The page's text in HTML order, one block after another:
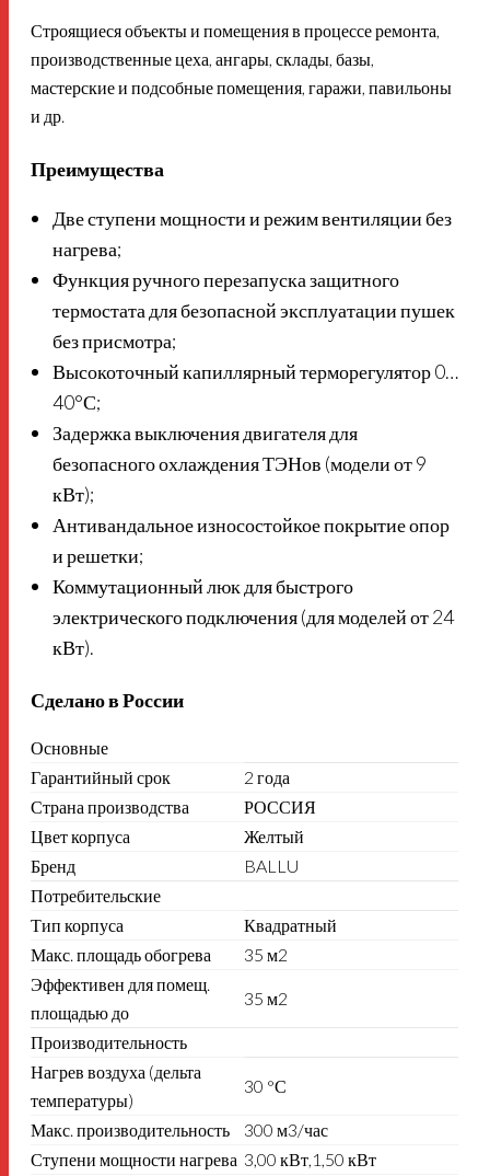
Строящиеся объекты и помещения в процессе ремонта,
производственные цеха, ангары, склады, базы,
мастерские и подсобные помещения, гаражи, павильоны
и др.
Преимущества
Две ступени мощности и режим вентиляции без
нагрева;
Функция ручного перезапуска защитного
термостата для безопасной эксплуатации пушек
без присмотра;
Высокоточный капиллярный терморегулятор 0…
40°С;
Задержка выключения двигателя для
безопасного охлаждения ТЭНов (модели от 9
кВт);
Антивандальное износостойкое покрытие опор
и решетки;
Коммутационный люк для быстрого
электрического подключения (для моделей от 24
кВт).
Сделано в России
Основные
Гарантийный срок
2 года
Страна производства
РОССИЯ
Цвет корпуса
Желтый
Бренд
BALLU
Потребительские
Тип корпуса
Квадратный
Макс. площадь обогрева
35 м2
Эффективен для помещ.
площадью до
35 м2
Производительность
Нагрев воздуха (дельта
температуры)
30 °С
Макс. производительность
300 м3/час
Ступени мощности нагрева 3,00 кВт,1,50 кВт